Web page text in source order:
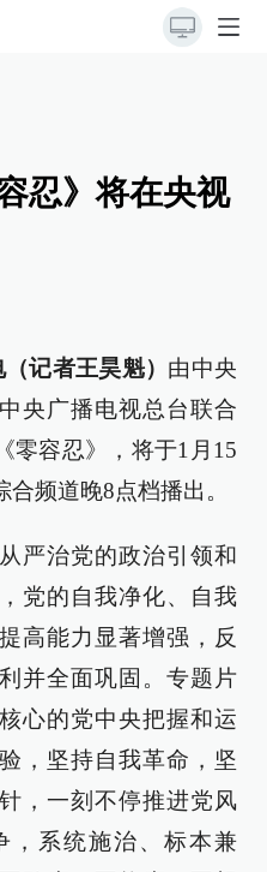
忍》将在央视
记者王昊魁） 由中央
央广播电视总台联合
零容忍》，将于1月15
频道晚8点档播出。
严治党的政治引领和
党的自我净化、自我
高能力显著增强，反
并全面巩固。专题片
心的党中央把握和运
，坚持自我革命，坚
，一刻不停推进党风
，系统施治、标本兼